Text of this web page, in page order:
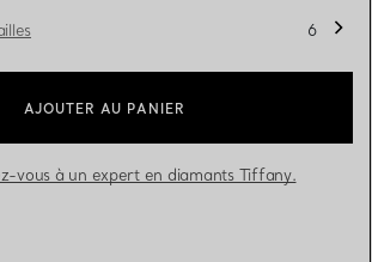
6
AJOUTER AU PANIER
vous à un expert en diamants Tiffany.